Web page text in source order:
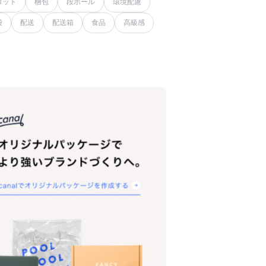
ット 梱包 段ボール 環境配慮
配送 配送箱 食品 高級感